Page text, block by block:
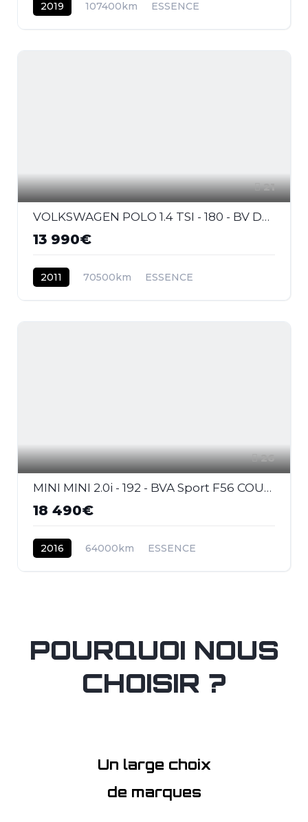
2019 107400km ESSENCE
21
VOLKSWAGEN POLO 1.4 TSI - 180 - BV DSG V 6R GTI PHASE 1
13 990€
2011 70500km ESSENCE
26
MINI MINI 2.0i - 192 - BVA Sport F56 COUPE Cooper S Exquisite PHASE 1
18 490€
2016 64000km ESSENCE
POURQUOI NOUS
CHOISIR ?
Un large choix
de marques